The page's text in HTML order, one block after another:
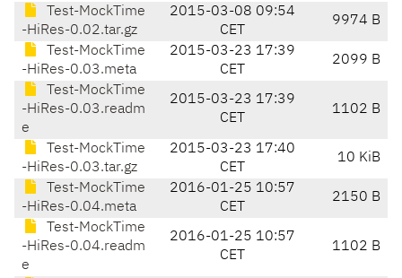
Test-MockTime
-HiRes-0.02.tar.gz
2015-03-08 09:54
CET
9974 B
Test-MockTime
-HiRes-0.03.meta
2015-03-23 17:39
CET
2099 B
Test-MockTime
-HiRes-0.03.readm
e
2015-03-23 17:39
CET
1102 B
Test-MockTime
-HiRes-0.03.tar.gz
2015-03-23 17:40
CET
10 KiB
Test-MockTime
-HiRes-0.04.meta
2016-01-25 10:57
CET
2150 B
Test-MockTime
-HiRes-0.04.readm
e
2016-01-25 10:57
CET
1102 B